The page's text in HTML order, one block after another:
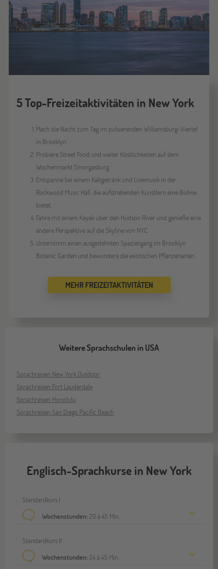
5 Top-Freizeitaktivitäten in New York
Mach die Nacht zum Tag im pulsierenden Williamsburg-Viertel
in Brooklyn.
Probiere Street Food und weiter Köstlichkeiten auf dem
Wochenmarkt Smorgasburg.
Entspanne bei einem Kaltgetränk und Livemusik in der
Rockwood Music Hall, die aufstrebenden Künstlern eine Bühne
bietet.
Fahre mit einem Kayak über den Hudson River und genieße eine
andere Perspektive auf die Skyline von NYC.
Unternimm einen ausgedehnten Spaziergang im Brooklyn
Botanic Garden und bewundere die exotischen Pflanzenarten.
MEHR FREIZEITAKTIVITÄTEN
Weitere Sprachschulen in USA
Sprachreisen New York Outdoor
Sprachreisen Fort Lauderdale
Sprachreisen Honolulu
Sprachreisen San Diego Pacific Beach
Englisch-Sprachkurse in New York
Standardkurs I
Wochenstunden: 20 à 45 Min.
Standardkurs II
Wochenstunden: 24 à 45 Min.